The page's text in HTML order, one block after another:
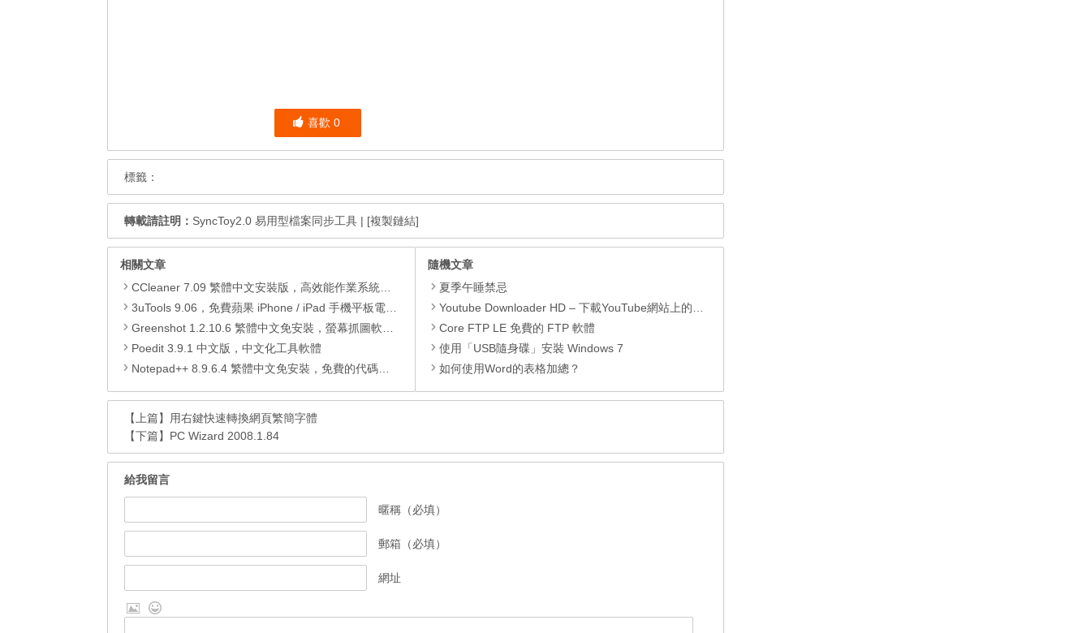
喜歡 0
標籤：
轉載請註明： SyncToy2.0 易用型檔案同步工具 | [複製鏈結]
相關文章
CCleaner 7.09 繁體中文安裝版，高效能作業系統清理軟體
3uTools 9.06，免費蘋果 iPhone / iPad 手機平板電腦管理備份還原軟體
Greenshot 1.2.10.6 繁體中文免安裝，螢幕抓圖軟體，1.3.315 安裝版
Poedit 3.9.1 中文版，中文化工具軟體
Notepad++ 8.9.6.4 繁體中文免安裝，免費的代碼編輯器
隨機文章
夏季午睡禁忌
Youtube Downloader HD – 下載YouTube網站上的影片
Core FTP LE 免費的 FTP 軟體
使用「USB隨身碟」安裝 Windows 7
如何使用Word的表格加總？
【上篇】
用右鍵快速轉換網頁繁簡字體
【下篇】 PC Wizard 2008.1.84
給我留言
暱稱（必填）
郵箱（必填）
網址